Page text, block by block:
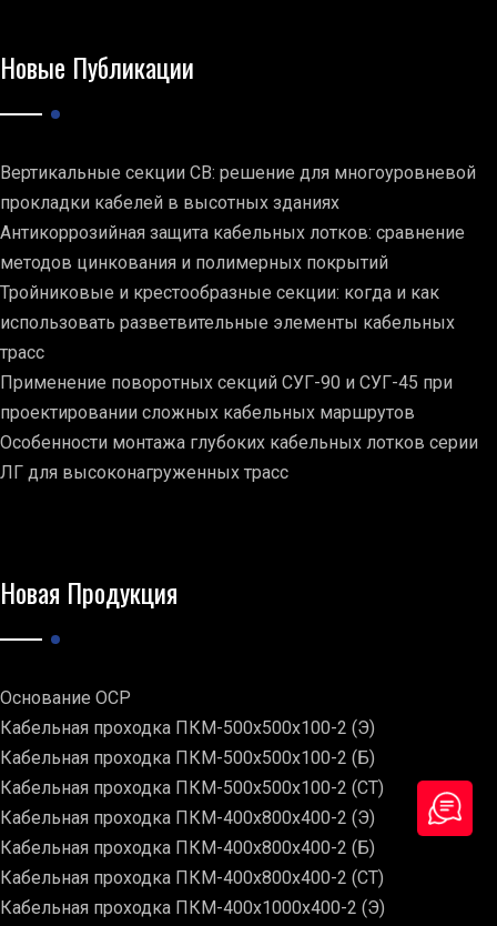
Новые Публикации
Вертикальные секции СВ: решение для многоуровневой
прокладки кабелей в высотных зданиях
Антикоррозийная защита кабельных лотков: сравнение
методов цинкования и полимерных покрытий
Тройниковые и крестообразные секции: когда и как
использовать разветвительные элементы кабельных
трасс
Применение поворотных секций СУГ-90 и СУГ-45 при
проектировании сложных кабельных маршрутов
Особенности монтажа глубоких кабельных лотков серии
ЛГ для высоконагруженных трасс
Новая Продукция
Основание ОСР
Кабельная проходка ПКМ-500х500х100-2 (Э)
Кабельная проходка ПКМ-500х500х100-2 (Б)
Кабельная проходка ПКМ-500х500х100-2 (СТ)
Кабельная проходка ПКМ-400х800х400-2 (Э)
Кабельная проходка ПКМ-400х800х400-2 (Б)
Кабельная проходка ПКМ-400х800х400-2 (СТ)
Кабельная проходка ПКМ-400х1000х400-2 (Э)